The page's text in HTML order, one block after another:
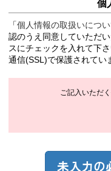
個
「個人情報の取扱いにつ
認のうえ同意していただ
スにチェックを入れて下
通信(SSL)で保護されてい
ご記入いただ